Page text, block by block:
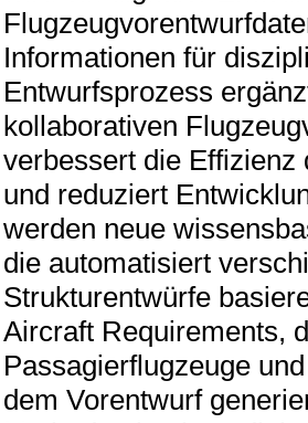
Informationen für
Entwurfsprozess
kollaborativen
verbessert die
und reduziert
werden neue
die automatisiert
Strukturentwürfe
Aircraft Requirements,
Passagierflugzeuge
dem Vorentwurf